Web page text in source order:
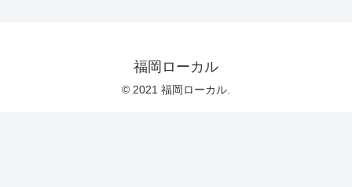
福岡ローカル
© 2021 福岡ローカル.